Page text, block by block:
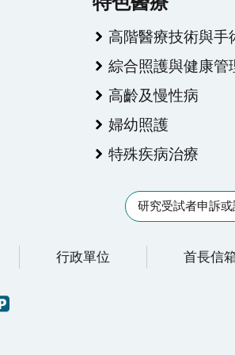
高階醫療技術與手
綜合照護與健康管
高齡及慢性病
婦幼照護
特殊疾病治療
研究受試者申訴或
行政單位 首長信